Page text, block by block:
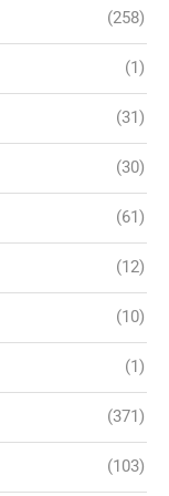
(258)
(1)
(31)
(30)
(61)
(12)
(10)
(1)
(371)
(103)